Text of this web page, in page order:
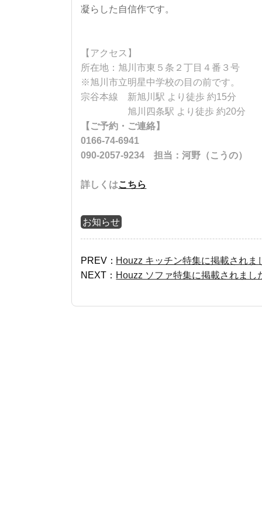
凝らした自信作です。
【アクセス】
所在地：旭川市東５条２丁目４番３号
※旭川市立明星中学校の目の前です。
宗谷本線 新旭川駅 より徒歩 約15分
旭川四条駅 より徒歩 約20分
【ご予約・ご連絡】
0166-74-6941
090-2057-9234 担当：河野（こうの）
詳しくはこちら
お知らせ
PREV： Houzz キッチン特集に掲載されま
NEXT： Houzz ソファ特集に掲載されまし